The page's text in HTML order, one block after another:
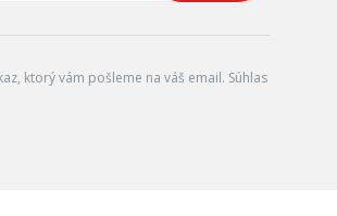
ktorý vám pošleme na váš email. Súhlas